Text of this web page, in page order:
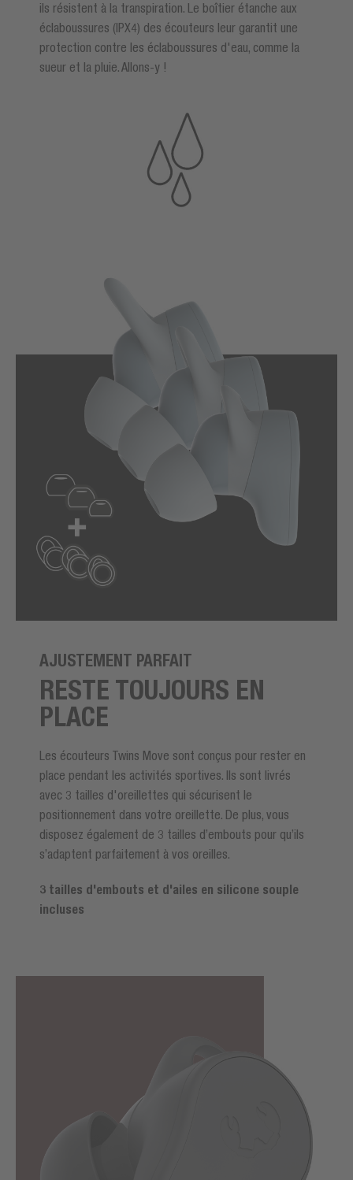
ils résistent à la transpiration. Le boîtier étanche aux
éclaboussures (IPX4) des écouteurs leur garantit une
protection contre les éclaboussures d'eau, comme la
sueur et la pluie. Allons-y !
AJUSTEMENT PARFAIT
RESTE TOUJOURS EN
PLACE
Les écouteurs Twins Move sont conçus pour rester en
place pendant les activités sportives. Ils sont livrés
avec 3 tailles d'oreillettes qui sécurisent le
positionnement dans votre oreillette. De plus, vous
disposez également de 3 tailles d’embouts pour qu’ils
s’adaptent parfaitement à vos oreilles.
3 tailles d'embouts et d'ailes en silicone souple
incluses